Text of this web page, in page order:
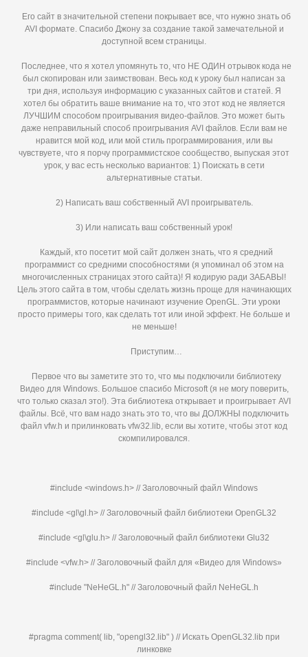
Его сайт в значительной степени покрывает все, что нужно знать об
AVI формате. Спасибо Джону за создание такой замечательной и
доступной всем страницы.
Последнее, что я хотел упомянуть то, что НЕ ОДИН отрывок кода не
был скопирован или заимствован. Весь код к уроку был написан за
три дня, используя информацию с указанных сайтов и статей. Я
хотел бы обратить ваше внимание на то, что этот код не является
ЛУЧШИМ способом проигрывания видео-файлов. Это может быть
даже неправильный способ проигрывания AVI файлов. Если вам не
нравится мой код, или мой стиль программирования, или вы
чувствуете, что я порчу программистское сообщество, выпуская этот
урок, у вас есть несколько вариантов: 1) Поискать в сети
альтернативные статьи.
2) Написать ваш собственный AVI проигрыватель.
3) Или написать ваш собственный урок!
Каждый, кто посетит мой сайт должен знать, что я средний
программист со средними способностями (я упоминал об этом на
многочисленных страницах этого сайта)! Я кодирую ради ЗАБАВЫ!
Цель этого сайта в том, чтобы сделать жизнь проще для начинающих
программистов, которые начинают изучение OpenGL. Эти уроки
просто примеры того, как сделать тот или иной эффект. Не больше и
не меньше!
Приступим…
Первое что вы заметите это то, что мы подключили библиотеку
Видео для Windows. Большое спасибо Microsoft (я не могу поверить,
что только сказал это!). Эта библиотека открывает и проигрывает AVI
файлы. Всё, что вам надо знать это то, что вы ДОЛЖНЫ подключить
файл vfw.h и прилинковать vfw32.lib, если вы хотите, чтобы этот код
скомпилировался.
#include <windows.h> // Заголовочный файл Windows
#include <gl\gl.h> // Заголовочный файл библиотеки OpenGL32
#include <gl\glu.h> // Заголовочный файл библиотеки Glu32
#include <vfw.h> // Заголовочный файл для «Видео для Windows»
#include "NeHeGL.h" // Заголовочный файл NeHeGL.h
#pragma comment( lib, "opengl32.lib" ) // Искать OpenGL32.lib при
линковке